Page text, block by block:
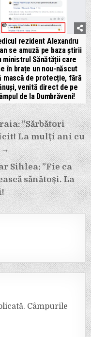
rezident Alexandru
se amuză pe baza știrii
ministrul Sănătății care
în brațe un nou-născut
mască de protecție, fără
venită direct de pe
de la Dumbrăveni!
”Sărbători
La mulți ani cu
→
Sihlea: ”Fie ca
sănătoși. La
Câmpurile